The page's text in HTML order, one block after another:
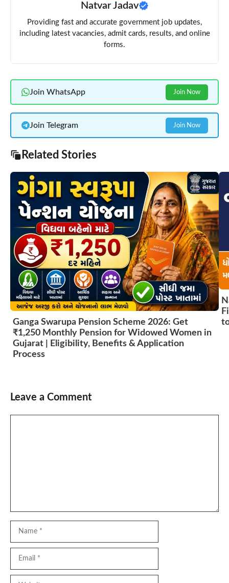
Natvar Jadav
Providing fast and accurate government job updates,
including latest vacancies, admit cards, results, and online
forms.
Join WhatsApp Join Now
Join Telegram Join Now
Related Stories
Ganga Swarupa Pension Scheme 2026: Get
₹1,250 Monthly Pension for Widowed Women in
Gujarat | Eligibility, Benefits & Application
Process
Leave a Comment